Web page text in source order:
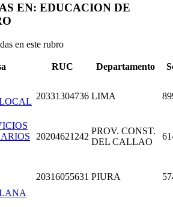
EN: EDUCACION DE
en este rubro
RUC Departamento
20331304736 LIMA
20204621242
PROV. CONST.
DEL CALLAO
20316055631 PIURA